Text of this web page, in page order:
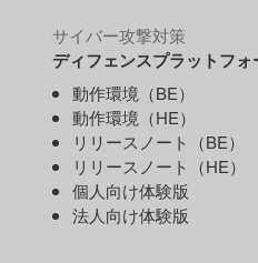
サイバー攻撃対策
ディフェンスプラットフォ
動作環境（BE）
動作環境（HE）
リリースノート（BE）
リリースノート（HE）
個人向け体験版
法人向け体験版